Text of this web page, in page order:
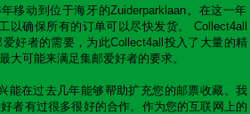
移动到位于海牙的Zuiderparklaan。在这一年
以确保所有的订单可以尽快发货。 Collect4all
好者的需要，为此Collect4all投入了大量的精
大可能来满足集邮爱好者的要求。
能在过去几年能够帮助扩充您的邮票收藏。我
者有过很多很好的合作。作为您的互联网上的